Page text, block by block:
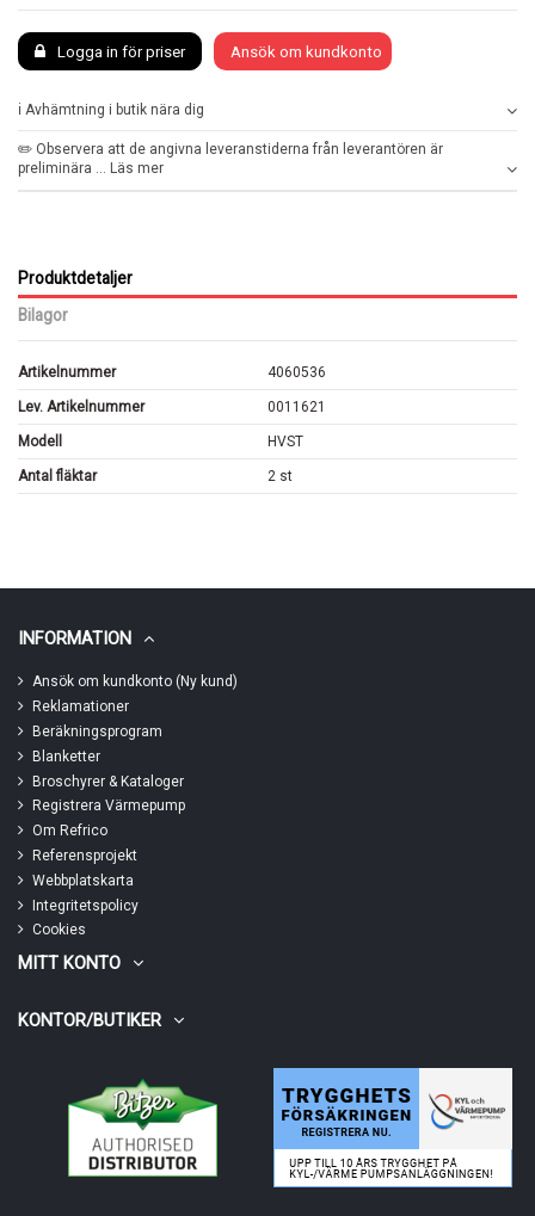
Logga in för priser Ansök om kundkonto
ℹ️ Avhämtning i butik nära dig
✏️ Observera att de angivna leveranstiderna från leverantören är
preliminära ... Läs mer
Produktdetaljer
Bilagor
Artikelnummer 4060536
Lev. Artikelnummer 0011621
Modell HVST
Antal fläktar 2 st
INFORMATION
Ansök om kundkonto (Ny kund)
Reklamationer
Beräkningsprogram
Blanketter
Broschyrer & Kataloger
Registrera Värmepump
Om Refrico
Referensprojekt
Webbplatskarta
Integritetspolicy
Cookies
MITT KONTO
KONTOR/BUTIKER